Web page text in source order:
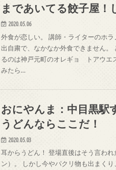
まであいてる餃子屋！
2020.05.06
外食が恋しい。 講師・ライターのホ
出自粛で、なかなか外食できません
るのは神戸元町のオレギョ トアウエ
みたら…
おにやんま：中目黒駅
うどんならここだ！
2020.05.03
耳からうどん！ 登場直後はそう言わ
ン）。 しかし今やパクリ物も出まく